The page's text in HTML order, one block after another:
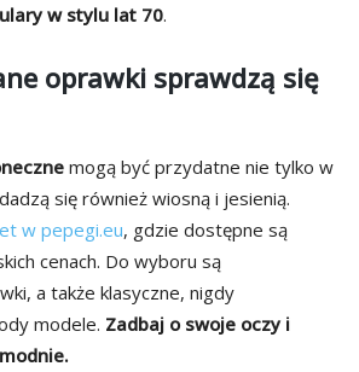
w stylu lat 70.
oprawki sprawdzą się
mogą być przydatne nie tylko w
się również wiosną i jesienią.
w pepegi.eu, gdzie dostępne są
cenach. Do wyboru są
a także klasyczne, nigdy
modele. Zadbaj o swoje oczy i